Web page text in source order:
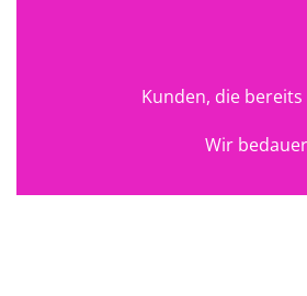
Kunden, die
Wir